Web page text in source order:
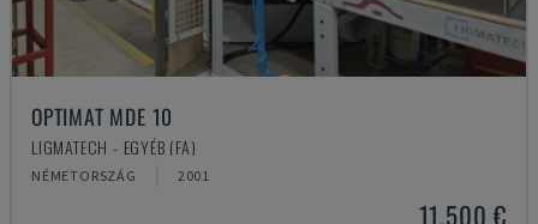
OPTIMAT MDE 10
LIGMATECH - EGYÉB (FA)
NÉMETORSZÁG 2001
11,500 €